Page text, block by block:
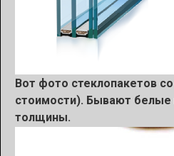
Вот фото стеклопакетов
стоимости). Бывают белые
толщины.